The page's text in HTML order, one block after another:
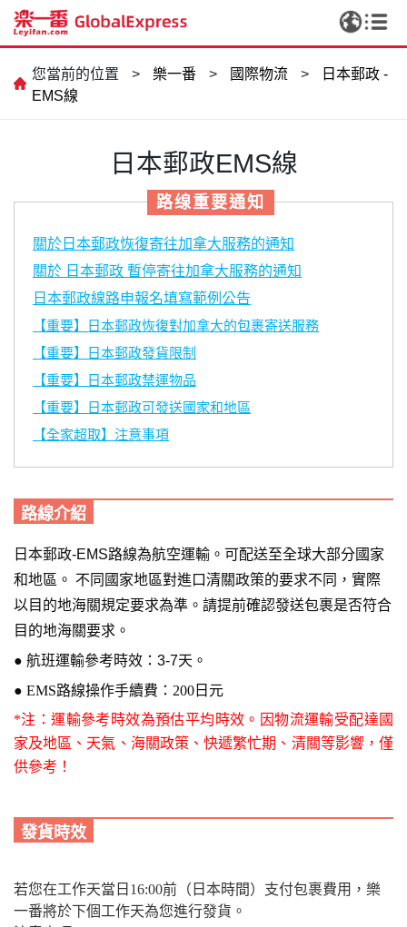
您當前的位置 > 樂一番 > 國際物流 >
日本郵政 -
EMS線
日本郵政EMS線
路缐重要通知
關於日本郵政恢復寄往加拿大服務的通知
關於 日本郵政 暫停寄往加拿大服務的通知
日本郵政線路申報名填寫範例公告
【重要】日本郵政恢復對加拿大的包裹寄送服務
【重要】日本郵政發貨限制
【重要】日本郵政禁運物品
【重要】日本郵政可發送國家和地區
【全家超取】 注意事項
路線介紹
日本郵政-EMS路線為航空運輸。 可配送至全球大部分國家
和地區。 不同國家地區對進口清關政策的要求不同，實際
以目的地海關規定要求為準。 請提前確認發送包裹是否符合
目的地海關要求。
● 航班運輸參考時效： 3-7天。
● EMS路線操作手續費：200日元
*注：運輸參考時效為預估平均時效。因物流運輸受配達國
家及地區、天氣、海關政策、快遞繁忙期、清關等影響，僅
供參考！
發貨時效
若您在工作天當日16:00前（ 日本時間）支付包裹費用，樂
一番將於下個工作天為您進行發貨。